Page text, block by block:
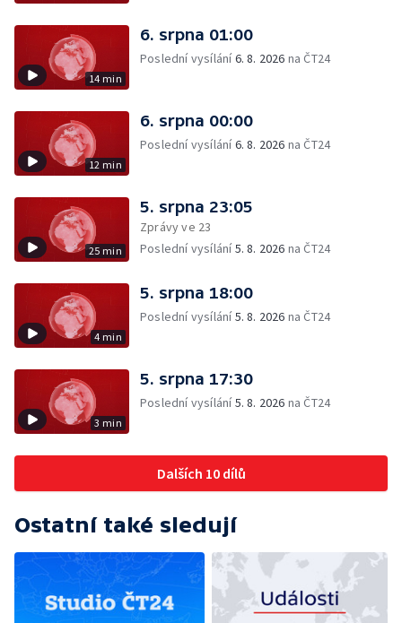
14 min
6. srpna 01:00
Poslední vysílání6. 8. 2026 na ČT24
12 min
6. srpna 00:00
Poslední vysílání6. 8. 2026 na ČT24
25 min
5. srpna 23:05
Zprávy ve 23
Poslední vysílání5. 8. 2026 na ČT24
4 min
5. srpna 18:00
Poslední vysílání5. 8. 2026 na ČT24
3 min
5. srpna 17:30
Poslední vysílání5. 8. 2026 na ČT24
Dalších 10 dílů
Ostatní také sledují